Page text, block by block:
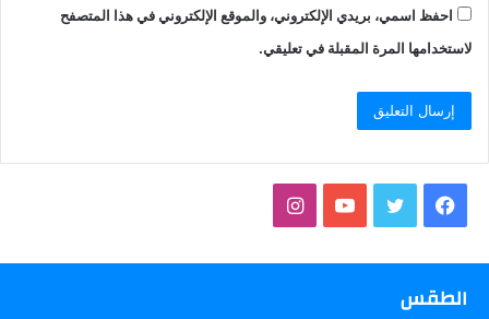
احفظ اسمي، بريدي الإلكتروني، والموقع الإلكتروني في هذا المتصفح
لاستخدامها المرة المقبلة في تعليقي.
فيسبوك تويتر يوتيوبانستقرام
الطقس